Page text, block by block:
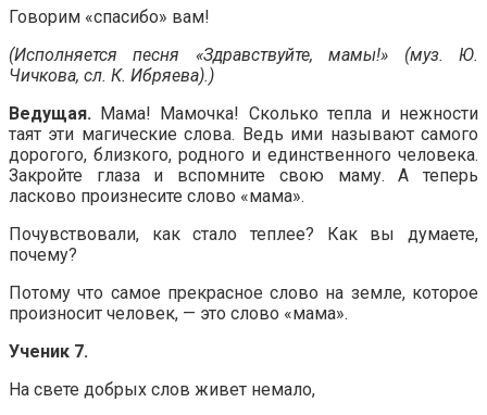
Говорим «спасибо» вам!
(Исполняется песня «Здравствуйте, мамы!» (муз. Ю.
Чичкова, сл. К. Ибряева).)
Ведущая. Мама! Мамочка! Сколько тепла и нежности
таят эти магические слова. Ведь ими называют самого
дорогого, близкого, родного и единственного человека.
Закройте глаза и вспомните свою маму. А теперь
ласково произнесите слово «мама».
Почувствовали, как стало теплее? Как вы думаете,
почему?
Потому что самое прекрасное слово на земле, которое
произносит человек, — это слово «мама».
Ученик 7.
На свете добрых слов живет немало,